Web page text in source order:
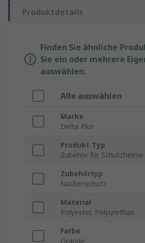
Produktdetails
Finden Sie ähnliche
Sie ein oder mehrere
auswählen.
Alle auswählen
Marke
Delta Plus
Produkt Typ
Zubehör für Schutzhelme
Zubehörtyp
Nackenschutz
Material
Polyester, Polyurethan
Farbe
Orange